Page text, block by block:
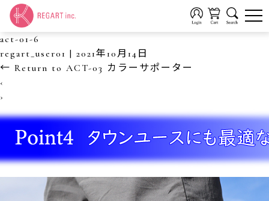
act-01-6
regart_user01 | 2021年10月14日
← Return to ACT-03 カラーサポーター
‹
›